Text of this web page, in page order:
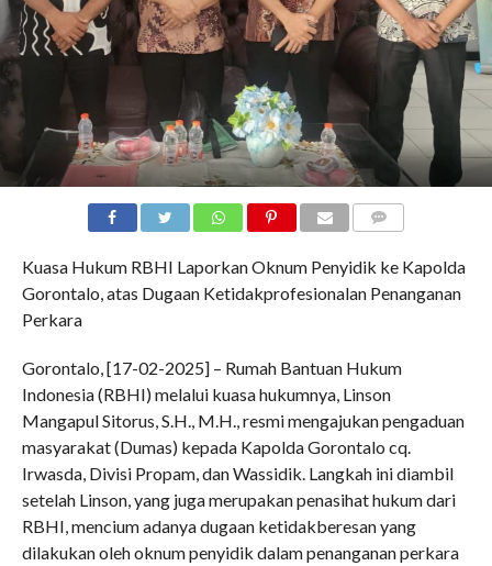
Kuasa Hukum RBHI Laporkan Oknum Penyidik ke Kapolda
Gorontalo, atas Dugaan Ketidakprofesionalan Penanganan
Perkara
Gorontalo, [17-02-2025] – Rumah Bantuan Hukum
Indonesia (RBHI) melalui kuasa hukumnya, Linson
Mangapul Sitorus, S.H., M.H., resmi mengajukan pengaduan
masyarakat (Dumas) kepada Kapolda Gorontalo cq.
Irwasda, Divisi Propam, dan Wassidik. Langkah ini diambil
setelah Linson, yang juga merupakan penasihat hukum dari
RBHI, mencium adanya dugaan ketidakberesan yang
dilakukan oleh oknum penyidik dalam penanganan perkara